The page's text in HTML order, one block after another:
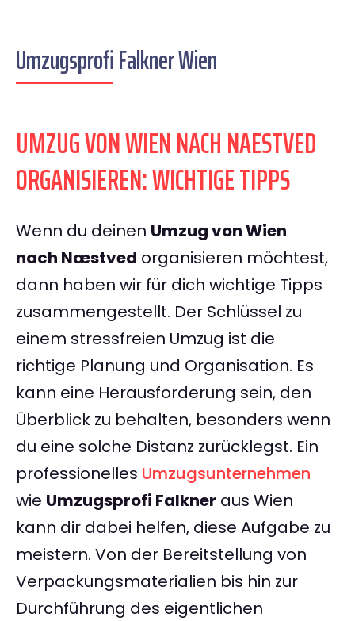
Umzugsprofi Falkner Wien
UMZUG VON WIEN NACH NAESTVED
ORGANISIEREN: WICHTIGE TIPPS
Wenn du deinen Umzug von Wien
nach Næstved organisieren möchtest,
dann haben wir für dich wichtige Tipps
zusammengestellt. Der Schlüssel zu
einem stressfreien Umzug ist die
richtige Planung und Organisation. Es
kann eine Herausforderung sein, den
Überblick zu behalten, besonders wenn
du eine solche Distanz zurücklegst. Ein
professionelles Umzugsunternehmen
wie Umzugsprofi Falkner aus Wien
kann dir dabei helfen, diese Aufgabe zu
meistern. Von der Bereitstellung von
Verpackungsmaterialien bis hin zur
Durchführung des eigentlichen